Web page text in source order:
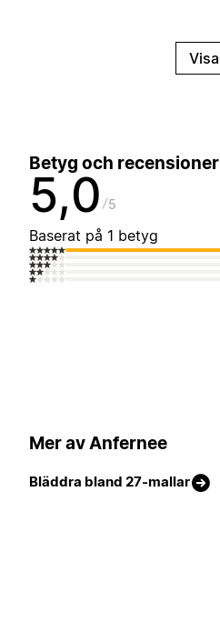
Visa
Betyg och recensioner
5,0 5
Baserat på 1 betyg
Mer av Anfernee
Bläddra bland 27-mallar